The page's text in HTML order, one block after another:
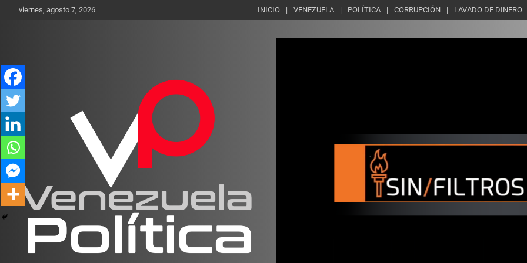
viernes, agosto 7, 2026 INICIO VENEZUELA POLÍTICA CORRUPCIÓN LAVADO DE DINERO